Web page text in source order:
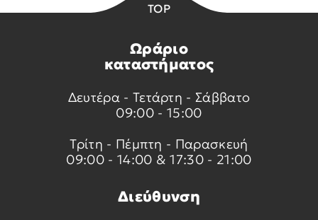
TOP
Ωράριο
καταστήματος
Δευτέρα - Τετάρτη - Σάββατο
09:00 - 15:00
Τρίτη - Πέμπτη - Παρασκευή
09:00 - 14:00 & 17:30 - 21:00
Διεύθυνση